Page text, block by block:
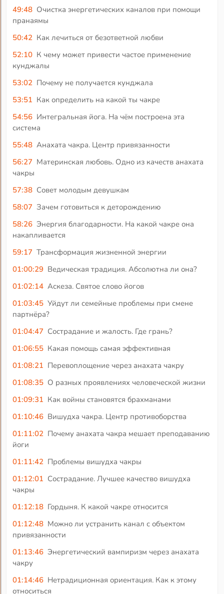
49:48 Очистка энергетических каналов при помощи
пранаямы
50:42 Как лечиться от безответной любви
52:10 К чему может привести частое применение
кунджалы
53:02 Почему не получается кунджала
53:51 Как определить на какой ты чакре
54:56 Интегральная йога. На чём построена эта
система
55:48 Анахата чакра. Центр привязанности
56:27 Материнская любовь. Одно из качеств анахата
чакры
57:38 Совет молодым девушкам
58:07 Зачем готовиться к деторождению
58:26 Энергия благодарности. На какой чакре она
накапливается
59:17 Трансформация жизненной энергии
01:00:29 Ведическая традиция. Абсолютна ли она?
01:02:14 Аскеза. Святое слово йогов
01:03:45 Уйдут ли семейные проблемы при смене
партнёра?
01:04:47 Сострадание и жалость. Где грань?
01:06:55 Какая помощь самая эффективная
01:08:21 Перевоплощение через анахата чакру
01:08:35 О разных проявлениях человеческой жизни
01:09:31 Как войны становятся брахманами
01:10:46 Вишудха чакра. Центр противоборства
01:11:02 Почему анахата чакра мешает преподаванию
йоги
01:11:42 Проблемы вишудха чакры
01:12:01 Сострадание. Лучшее качество вишудха
чакры
01:12:18 Гордыня. К какой чакре относится
01:12:48 Можно ли устранить канал с объектом
привязанности
01:13:46 Энергетический вампиризм через анахата
чакру
01:14:46 Нетрадиционная ориентация. Как к этому
относиться